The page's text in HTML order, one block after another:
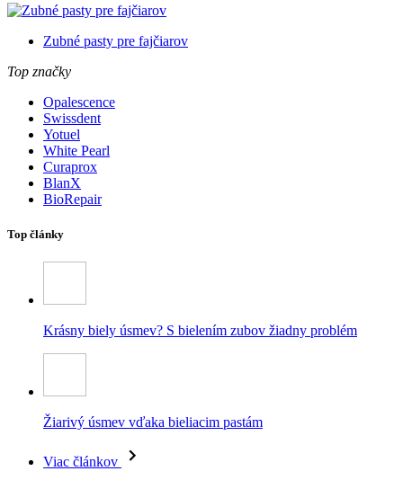
Zubné pasty pre fajčiarov
Top značky
Opalescence
Swissdent
Yotuel
White Pearl
Curaprox
BlanX
BioRepair
Top články
Krásny biely úsmev? S bielením zubov žiadny problém
Žiarivý úsmev vďaka bieliacim pastám
Viac článkov